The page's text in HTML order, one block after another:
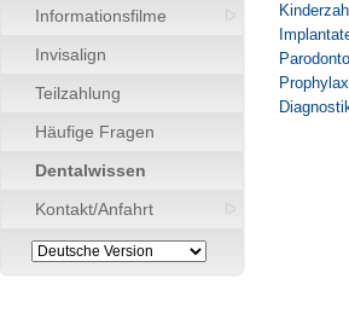
Informationsfilme
Invisalign
Teilzahlung
Häufige Fragen
Dentalwissen
Kontakt/Anfahrt